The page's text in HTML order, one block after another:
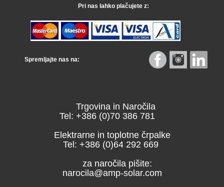
Pri nas lahko plačujete z:
Spremljajte nas na:
Trgovina in Naročila
Tel: +386 (0)70 386 781
Elektrarne in toplotne črpalke
Tel: +386 (0)64 292 669
za naročila pišite:
narocila@amp-solar.com